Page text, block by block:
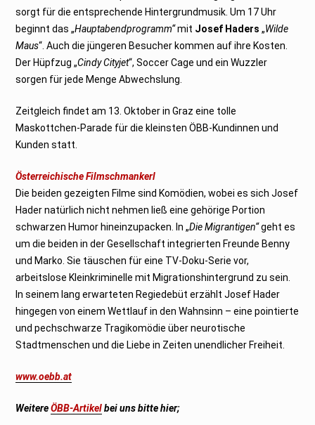
sorgt für die entsprechende Hintergrundmusik. Um 17 Uhr
beginnt das „Hauptabendprogramm“mit Josef Haders „Wilde
Maus“. Auch die jüngeren Besucher kommen auf ihre Kosten.
Der Hüpfzug „Cindy Cityjet“, Soccer Cage und ein Wuzzler
sorgen für jede Menge Abwechslung.
Zeitgleich findet am 13. Oktober in Graz eine tolle
Maskottchen-Parade für die kleinsten ÖBB-Kundinnen und
Kunden statt.
Österreichische Filmschmankerl
Die beiden gezeigten Filme sind Komödien, wobei es sich Josef
Hader natürlich nicht nehmen ließ eine gehörige Portion
schwarzen Humor hineinzupacken. In „Die Migrantigen“geht es
um die beiden in der Gesellschaft integrierten Freunde Benny
und Marko. Sie täuschen für eine TV-Doku-Serie vor,
arbeitslose Kleinkriminelle mit Migrationshintergrund zu sein.
In seinem lang erwarteten Regiedebüt erzählt Josef Hader
hingegen von einem Wettlauf in den Wahnsinn – eine pointierte
und pechschwarze Tragikomödie über neurotische
Stadtmenschen und die Liebe in Zeiten unendlicher Freiheit.
www.oebb.at
WeitereÖBB-Artikel bei uns bitte hier;